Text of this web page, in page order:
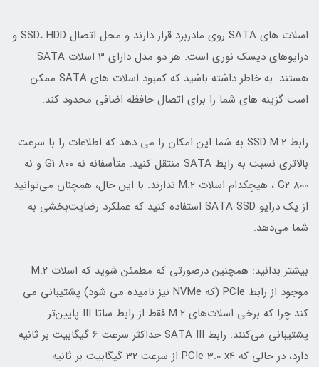
اسلات های SATA روی مادربرد قرار دارند و محل اتصال SSD، HDD و
درایوهای دیسک نوری است. هر دو مدل دارای 3 اسلات SATA
هستند. به خاطر داشته باشید که کمبود اسلات های SATA ممکن
است گزینه های شما را برای اتصال حافظه اضافی محدود کند.
رابط SSD M.2 به شما این امکان را می دهد که اطلاعات را با سرعت
بالاتری نسبت به رابط SATA منتقل کنید. متأسفانه نه 800 G1 و نه
800 G2 ، هیچکدام اسلات M.2 ندارند. با این حال، همچنان می‌توانید
از یک درایو SATA SSD استفاده کنید که عملکرد رضایت‌بخشی به
شما می‌دهد.
بیشتر بدانید: همچنین درصورتی که مطمئن شوید که اسلات M.2
موجود از رابط PCIe (که NVMe نیز نامیده می شود) پشتیبانی می
کند چرا که برخی اسلات‌های M.2 فقط از رابط ساتا III پایین‌تر
پشتیبانی می‌کنند. رابط SATA III حداکثر سرعت 6 گیگابیت بر ثانیه
دارد، در حالی که PCIe 3.0 x4 از سرعت 32 گیگابیت بر ثانیه